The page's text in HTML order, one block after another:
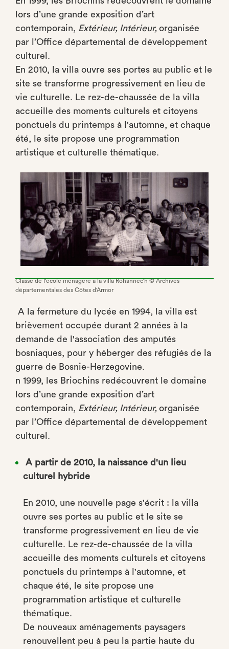
lors d’une grande exposition d’art
contemporain, Extérieur, Intérieur, organisée
par l’Office départemental de développement
culturel.
En 2010, la villa ouvre ses portes au public et le
site se transforme progressivement en lieu de
vie culturelle. Le rez-de-chaussée de la villa
accueille des moments culturels et citoyens
ponctuels du printemps à l'automne, et chaque
été, le site propose une programmation
artistique et culturelle thématique.
Classe de l'école ménagère à la villa Rohannec'h © Archives
départementales des Côtes d'Armor
A la fermeture du lycée en 1994, la villa est
brièvement occupée durant 2 années à la
demande de l'association des amputés
bosniaques, pour y héberger des réfugiés de la
guerre de Bosnie-Herzegovine.
n 1999, les Briochins redécouvrent le domaine
lors d’une grande exposition d’art
contemporain, Extérieur, Intérieur, organisée
par l’Office départemental de développement
culturel.
A partir de 2010, la naissance d'un lieu
culturel hybride
En 2010, une nouvelle page s'écrit : la villa
ouvre ses portes au public et le site se
transforme progressivement en lieu de vie
culturelle. Le rez-de-chaussée de la villa
accueille des moments culturels et citoyens
ponctuels du printemps à l'automne, et
chaque été, le site propose une
programmation artistique et culturelle
thématique.
De nouveaux aménagements paysagers
renouvellent peu à peu la partie haute du